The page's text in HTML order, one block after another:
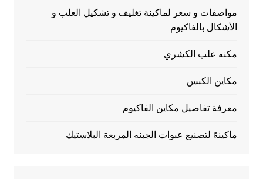
مواصفات و سعر لماكينة تغليف و تشكيل العلب و
الأشكال بالفاكيوم
مكنه علب الكشري
مكاين الكبس
معرفة تفاصيل مكاين الفاكيوم
ماكينهً لتصنيع عبوات الجبنه المربعة البلاستيك